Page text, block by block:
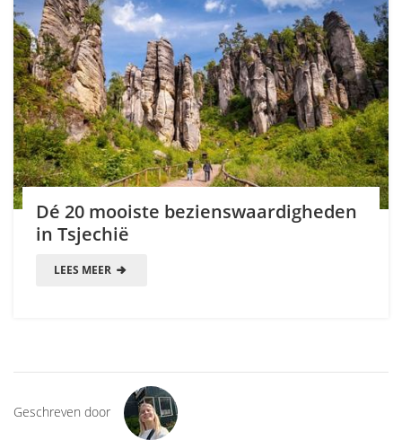
Dé 20 mooiste bezienswaardigheden
in Tsjechië
LEES MEER
Geschreven door